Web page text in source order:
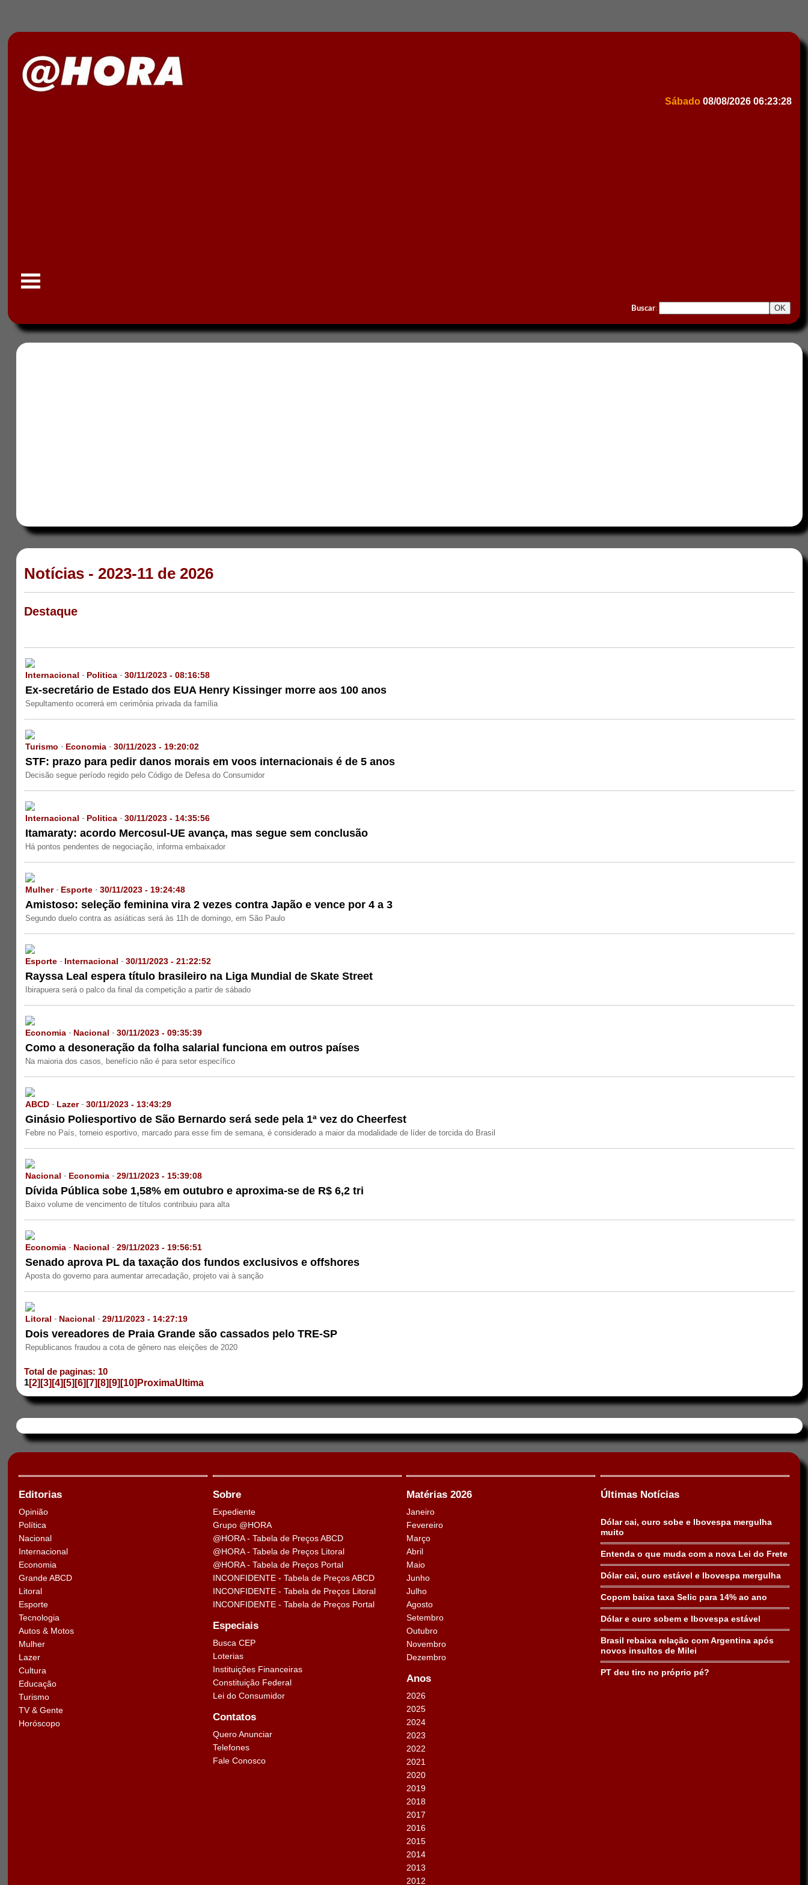
Sábado 08/08/2026 06:23:28
Buscar:
Notícias - 2023-11 de 2026
Destaque
Internacional- Politica-30/11/2023 - 08:16:58
Ex-secretário de Estado dos EUA Henry Kissinger morre aos 100 anos
Sepultamento ocorrerá em cerimônia privada da família
Turismo- Economia-30/11/2023 - 19:20:02
STF: prazo para pedir danos morais em voos internacionais é de 5 anos
Decisão segue período regido pelo Código de Defesa do Consumidor
Internacional- Politica-30/11/2023 - 14:35:56
Itamaraty: acordo Mercosul-UE avança, mas segue sem conclusão
Há pontos pendentes de negociação, informa embaixador
Mulher- Esporte-30/11/2023 - 19:24:48
Amistoso: seleção feminina vira 2 vezes contra Japão e vence por 4 a 3
Segundo duelo contra as asiáticas será às 11h de domingo, em São Paulo
Esporte- Internacional-30/11/2023 - 21:22:52
Rayssa Leal espera título brasileiro na Liga Mundial de Skate Street
Ibirapuera será o palco da final da competição a partir de sábado
Economia- Nacional-30/11/2023 - 09:35:39
Como a desoneração da folha salarial funciona em outros países
Na maioria dos casos, benefício não é para setor específico
ABCD- Lazer-30/11/2023 - 13:43:29
Ginásio Poliesportivo de São Bernardo será sede pela 1ª vez do Cheerfest
Febre no País, torneio esportivo, marcado para esse fim de semana, é considerado a maior da modalidade de líder de torcida do Brasil
Nacional- Economia-29/11/2023 - 15:39:08
Dívida Pública sobe 1,58% em outubro e aproxima-se de R$ 6,2 tri
Baixo volume de vencimento de títulos contribuiu para alta
Economia- Nacional-29/11/2023 - 19:56:51
Senado aprova PL da taxação dos fundos exclusivos e offshores
Aposta do governo para aumentar arrecadação, projeto vai à sanção
Litoral- Nacional-29/11/2023 - 14:27:19
Dois vereadores de Praia Grande são cassados pelo TRE-SP
Republicanos fraudou a cota de gênero nas eleições de 2020
Total de paginas: 10
1[2] [3] [4] [5] [6] [7] [8] [9] [10] ProximaUltima
Editorias
Opinião
Política
Nacional
Internacional
Economia
Grande ABCD
Litoral
Esporte
Tecnologia
Autos & Motos
Mulher
Lazer
Cultura
Educação
Turismo
TV & Gente
Horóscopo
Sobre
Expediente
Grupo @HORA
@HORA - Tabela de Preços ABCD
@HORA - Tabela de Preços Litoral
@HORA - Tabela de Preços Portal
INCONFIDENTE - Tabela de Preços ABCD
INCONFIDENTE - Tabela de Preços Litoral
INCONFIDENTE - Tabela de Preços Portal
Especiais
Busca CEP
Loterias
Instituições Financeiras
Constituição Federal
Lei do Consumidor
Contatos
Quero Anunciar
Telefones
Fale Conosco
Matérias 2026
Janeiro
Fevereiro
Março
Abril
Maio
Junho
Julho
Agosto
Setembro
Outubro
Novembro
Dezembro
Anos
2026
2025
2024
2023
2022
2021
2020
2019
2018
2017
2016
2015
2014
2013
2012
Últimas Notícias
Dólar cai, ouro sobe e Ibovespa mergulha
muito
Entenda o que muda com a nova Lei do Frete
Dólar cai, ouro estável e Ibovespa mergulha
Copom baixa taxa Selic para 14% ao ano
Dólar e ouro sobem e Ibovespa estável
Brasil rebaixa relação com Argentina após
novos insultos de Milei
PT deu tiro no próprio pé?